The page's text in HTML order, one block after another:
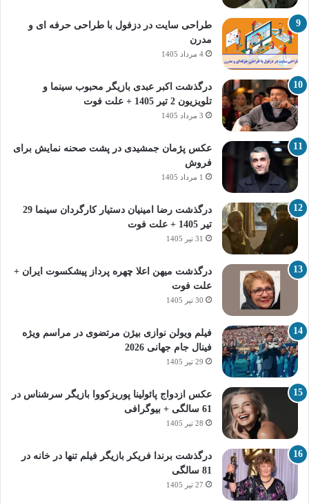
طراحی سایت در دزفول با طراحی حرفه‌ ای و
مدرن
4 مرداد 1405
درگذشت اکبر عبدی بازیگر محبوب سینما و
تلویزیون 2 تیر 1405 + علت فوت
3 مرداد 1405
عکس پژمان جمشیدی در پشت صحنه نمایش برای
فروش
1 مرداد 1405
درگذشت رضا امینیان دستیار کارگردان سینما 29
تیر 1405 + علت فوت
31 تیر 1405
درگذشت میهن اعلا چهره پرداز پیشکسوت ایران +
علت فوت
30 تیر 1405
فیلم ویولن نوازی بیژن مرتضوی در مراسم ویژه
فینال جام جهانی 2026
29 تیر 1405
عکس ازدواج پائولینا پوریزکووا بازیگر سرشناس در
61 سالگی + بیوگرافی
28 تیر 1405
درگذشت برندا فریکر بازیگر فیلم تنها در خانه در
81 سالگی
27 تیر 1405